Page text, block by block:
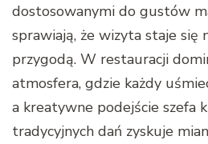
dostosowanymi do gustów
sprawiają, że wizyta staje się
przygodą. W restauracji
atmosfera, gdzie każdy
a kreatywne podejście szefa
tradycyjnych dań zyskuje